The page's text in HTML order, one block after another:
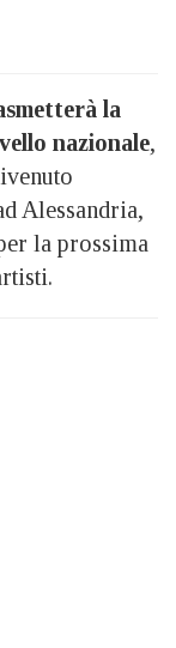
la
nazionale,
Alessandria,
la prossima